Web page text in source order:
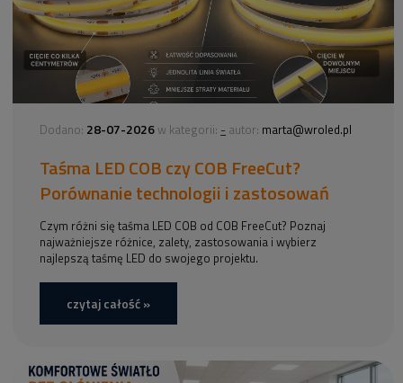
Dodano: 28-07-2026 w kategorii: - autor: marta@wroled.pl
Taśma LED COB czy COB FreeCut?
Porównanie technologii i zastosowań
Czym różni się taśma LED COB od COB FreeCut? Poznaj
najważniejsze różnice, zalety, zastosowania i wybierz
najlepszą taśmę LED do swojego projektu.
czytaj całość »